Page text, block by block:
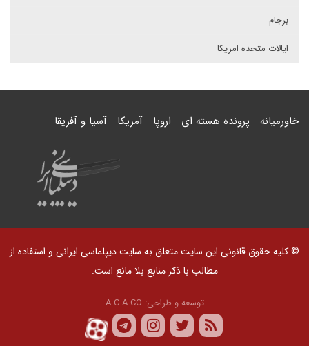
برجام
ایالات متحده امریکا
خاورمیانه پرونده هسته ای اروپا آمریکا آسیا و آفریقا
© کلیه حقوق قانونی این سایت متعلق به سایت دیپلماسی ایرانی و استفاده از
مطالب با ذکر منابع بلا مانع است.
توسعه و طراحی: A.C.A CO